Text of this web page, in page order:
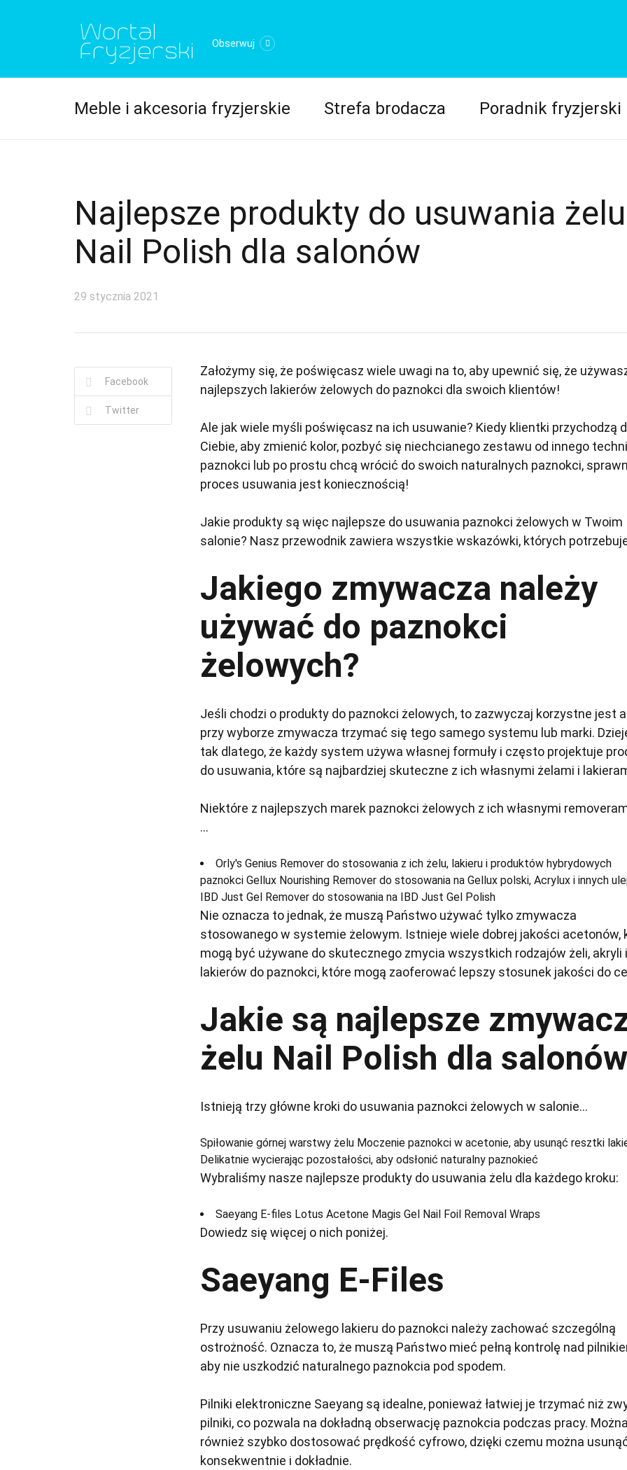
Obserwuj
Meble i akcesoria fryzjerskie Strefa brodacza Poradnik fryzjerski
Najlepsze produkty do usuwania żelu
Nail Polish dla salonów
29 stycznia 2021
Facebook
Twitter
Założymy się, że poświęcasz wiele uwagi na to, aby upewnić się, że
najlepszych lakierów żelowych do paznokci dla swoich klientów!
Ale jak wiele myśli poświęcasz na ich usuwanie? Kiedy klientki przychodzą
Ciebie, aby zmienić kolor, pozbyć się niechcianego zestawu od innego
paznokci lub po prostu chcą wrócić do swoich naturalnych paznokci,
proces usuwania jest koniecznością!
Jakie produkty są więc najlepsze do usuwania paznokci żelowych w Twoim
salonie? Nasz przewodnik zawiera wszystkie wskazówki, których
Jakiego zmywacza należy
używać do paznokci
żelowych?
Jeśli chodzi o produkty do paznokci żelowych, to zazwyczaj korzystne jest
przy wyborze zmywacza trzymać się tego samego systemu lub marki.
tak dlatego, że każdy system używa własnej formuły i często projektuje
do usuwania, które są najbardziej skuteczne z ich własnymi żelami i
Niektóre z najlepszych marek paznokci żelowych z ich własnymi
...
Orly's Genius Remover do stosowania z ich żelu, lakieru i produktów hybrydowych
paznokci Gellux Nourishing Remover do stosowania na Gellux polski, Acrylux i innych
IBD Just Gel Remover do stosowania na IBD Just Gel Polish
Nie oznacza to jednak, że muszą Państwo używać tylko zmywacza
stosowanego w systemie żelowym. Istnieje wiele dobrej jakości acetonów,
mogą być używane do skutecznego zmycia wszystkich rodzajów żeli, akryli i
lakierów do paznokci, które mogą zaoferować lepszy stosunek jakości do
Jakie są najlepsze
żelu Nail Polish dla
Istnieją trzy główne kroki do usuwania paznokci żelowych w salonie...
Spiłowanie górnej warstwy żelu Moczenie paznokci w acetonie, aby usunąć resztki
Delikatnie wycierając pozostałości, aby odsłonić naturalny paznokieć
Wybraliśmy nasze najlepsze produkty do usuwania żelu dla każdego kroku:
Saeyang E-files Lotus Acetone Magis Gel Nail Foil Removal Wraps
Dowiedz się więcej o nich poniżej.
Saeyang E-Files
Przy usuwaniu żelowego lakieru do paznokci należy zachować szczególną
ostrożność. Oznacza to, że muszą Państwo mieć pełną kontrolę nad
aby nie uszkodzić naturalnego paznokcia pod spodem.
Pilniki elektroniczne Saeyang są idealne, ponieważ łatwiej je trzymać niż
pilniki, co pozwala na dokładną obserwację paznokcia podczas pracy. Można
również szybko dostosować prędkość cyfrowo, dzięki czemu można
konsekwentnie i dokładnie.